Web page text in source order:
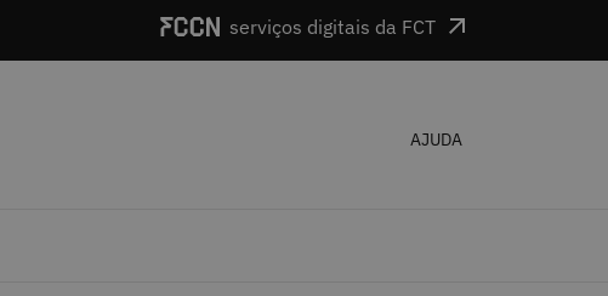
serviços digitais da FCT
AJUDA